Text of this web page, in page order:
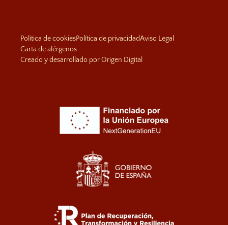
Política de cookiesPolítica de privacidadAviso Legal
Carta de alérgenos
Creado y desarrollado por Origen Digital